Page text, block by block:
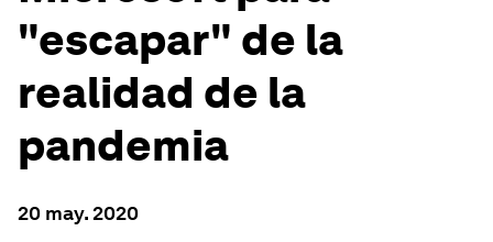
"escapar" de la
realidad de la
pandemia
20 may. 2020